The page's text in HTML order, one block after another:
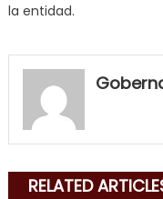
la entidad.
my
neighbor
mouth
RELATED